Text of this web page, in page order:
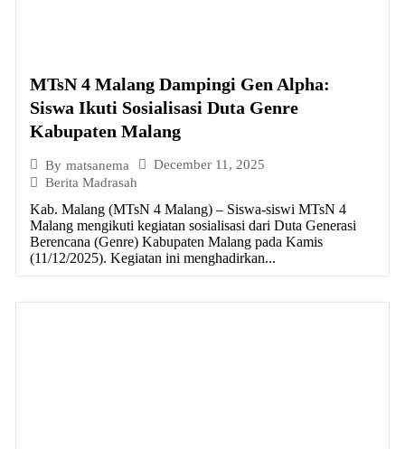
MTsN 4 Malang Dampingi Gen Alpha:
Siswa Ikuti Sosialisasi Duta Genre
Kabupaten Malang
By matsanema
December 11, 2025
Berita Madrasah
Kab. Malang (MTsN 4 Malang) – Siswa-siswi MTsN 4
Malang mengikuti kegiatan sosialisasi dari Duta Generasi
Berencana (Genre) Kabupaten Malang pada Kamis
(11/12/2025). Kegiatan ini menghadirkan...